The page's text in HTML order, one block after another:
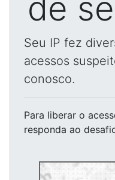
de
Seu IP fez
acessos
conosco.
Para liberar o
responda ao